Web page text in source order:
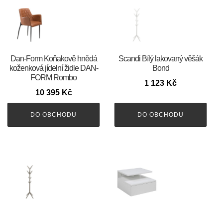
​​​​​Dan-Form Koňakově hnědá
koženková jídelní židle DAN-
FORM Rombo
10 395 Kč
DO OBCHODU
Scandi Bílý lakovaný věšák
Bond
1 123 Kč
DO OBCHODU